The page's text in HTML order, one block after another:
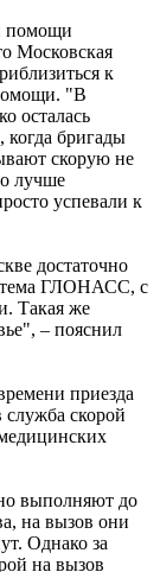
помощи
Московская
к
"В
осталась
бригады
скорую не
лучше
успевали к
достаточно
ГЛОНАСС, с
Такая же
– пояснил
приезда
скорой
выполняют до
на вызов они
Однако за
на вызов